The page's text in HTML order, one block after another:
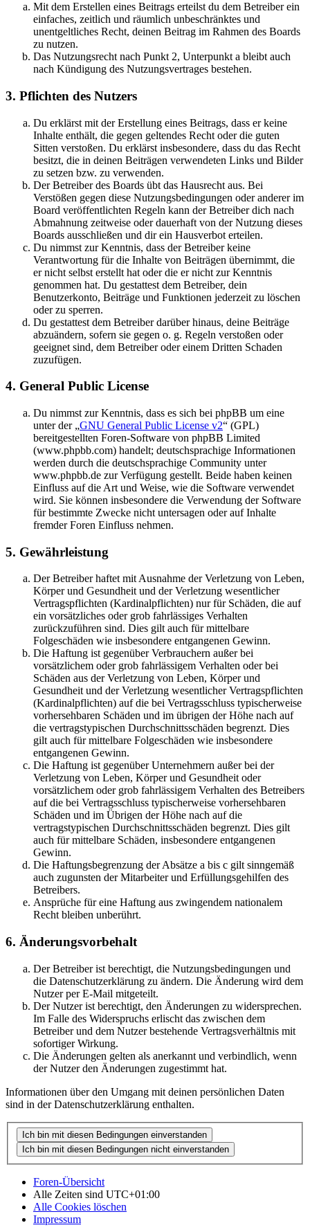
Mit dem Erstellen eines Beitrags erteilst du dem Betreiber ein
einfaches, zeitlich und räumlich unbeschränktes und
unentgeltliches Recht, deinen Beitrag im Rahmen des Boards
zu nutzen.
Das Nutzungsrecht nach Punkt 2, Unterpunkt a bleibt auch
nach Kündigung des Nutzungsvertrages bestehen.
3. Pflichten des Nutzers
Du erklärst mit der Erstellung eines Beitrags, dass er keine
Inhalte enthält, die gegen geltendes Recht oder die guten
Sitten verstoßen. Du erklärst insbesondere, dass du das Recht
besitzt, die in deinen Beiträgen verwendeten Links und Bilder
zu setzen bzw. zu verwenden.
Der Betreiber des Boards übt das Hausrecht aus. Bei
Verstößen gegen diese Nutzungsbedingungen oder anderer im
Board veröffentlichten Regeln kann der Betreiber dich nach
Abmahnung zeitweise oder dauerhaft von der Nutzung dieses
Boards ausschließen und dir ein Hausverbot erteilen.
Du nimmst zur Kenntnis, dass der Betreiber keine
Verantwortung für die Inhalte von Beiträgen übernimmt, die
er nicht selbst erstellt hat oder die er nicht zur Kenntnis
genommen hat. Du gestattest dem Betreiber, dein
Benutzerkonto, Beiträge und Funktionen jederzeit zu löschen
oder zu sperren.
Du gestattest dem Betreiber darüber hinaus, deine Beiträge
abzuändern, sofern sie gegen o. g. Regeln verstoßen oder
geeignet sind, dem Betreiber oder einem Dritten Schaden
zuzufügen.
4. General Public License
Du nimmst zur Kenntnis, dass es sich bei phpBB um eine
unter der „GNU General Public License v2“ (GPL)
bereitgestellten Foren-Software von phpBB Limited
(www.phpbb.com) handelt; deutschsprachige Informationen
werden durch die deutschsprachige Community unter
www.phpbb.de zur Verfügung gestellt. Beide haben keinen
Einfluss auf die Art und Weise, wie die Software verwendet
wird. Sie können insbesondere die Verwendung der Software
für bestimmte Zwecke nicht untersagen oder auf Inhalte
fremder Foren Einfluss nehmen.
5. Gewährleistung
Der Betreiber haftet mit Ausnahme der Verletzung von Leben,
Körper und Gesundheit und der Verletzung wesentlicher
Vertragspflichten (Kardinalpflichten) nur für Schäden, die auf
ein vorsätzliches oder grob fahrlässiges Verhalten
zurückzuführen sind. Dies gilt auch für mittelbare
Folgeschäden wie insbesondere entgangenen Gewinn.
Die Haftung ist gegenüber Verbrauchern außer bei
vorsätzlichem oder grob fahrlässigem Verhalten oder bei
Schäden aus der Verletzung von Leben, Körper und
Gesundheit und der Verletzung wesentlicher Vertragspflichten
(Kardinalpflichten) auf die bei Vertragsschluss typischerweise
vorhersehbaren Schäden und im übrigen der Höhe nach auf
die vertragstypischen Durchschnittsschäden begrenzt. Dies
gilt auch für mittelbare Folgeschäden wie insbesondere
entgangenen Gewinn.
Die Haftung ist gegenüber Unternehmern außer bei der
Verletzung von Leben, Körper und Gesundheit oder
vorsätzlichem oder grob fahrlässigem Verhalten des Betreibers
auf die bei Vertragsschluss typischerweise vorhersehbaren
Schäden und im Übrigen der Höhe nach auf die
vertragstypischen Durchschnittsschäden begrenzt. Dies gilt
auch für mittelbare Schäden, insbesondere entgangenen
Gewinn.
Die Haftungsbegrenzung der Absätze a bis c gilt sinngemäß
auch zugunsten der Mitarbeiter und Erfüllungsgehilfen des
Betreibers.
Ansprüche für eine Haftung aus zwingendem nationalem
Recht bleiben unberührt.
6. Änderungsvorbehalt
Der Betreiber ist berechtigt, die Nutzungsbedingungen und
die Datenschutzerklärung zu ändern. Die Änderung wird dem
Nutzer per E-Mail mitgeteilt.
Der Nutzer ist berechtigt, den Änderungen zu widersprechen.
Im Falle des Widerspruchs erlischt das zwischen dem
Betreiber und dem Nutzer bestehende Vertragsverhältnis mit
sofortiger Wirkung.
Die Änderungen gelten als anerkannt und verbindlich, wenn
der Nutzer den Änderungen zugestimmt hat.
Informationen über den Umgang mit deinen persönlichen Daten
sind in der Datenschutzerklärung enthalten.
Foren-Übersicht
Alle Zeiten sind UTC+01:00
Alle Cookies löschen
Impressum